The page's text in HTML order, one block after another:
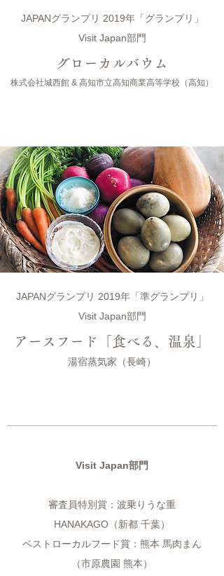
JAPANグランプリ 2019年「グランプリ」
Visit Japan部門
グローカルバウム
株式会社城西館 & 高知市立高知商業高等学校（高知）
JAPANグランプリ 2019年「準グランプリ」
Visit Japan部門
アースフード「食べる、温泉」
湯宿蒸気家（長崎）
Visit Japan部門
審査員特別賞：波乗りうな重
HANAKAGO（新都 千葉）
ベストローカルフード賞：熊本 馬肉まん
（市原農園 熊本）